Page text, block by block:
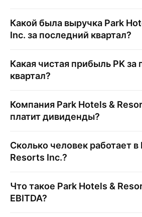
Какой была выручка Park
Inc. за последний квартал?
Какая чистая прибыль PKза
квартал?
Компания Park Hotels &
платит дивиденды?
Сколько человек работает в
Resorts Inc.?
Что такое Park Hotels &
EBITDA?